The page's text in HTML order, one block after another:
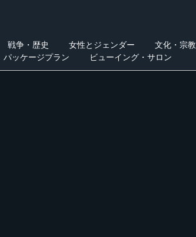
戦争・歴史 女性とジェンダー 文化・宗教
パッケージプラン ビューイング・サロン